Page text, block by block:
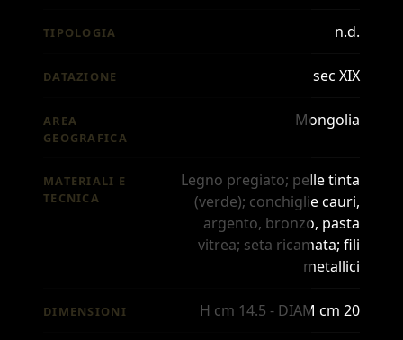
TIPOLOGIA n.d.
DATAZIONE sec XIX
AREA
GEOGRAFICA
Mongolia
MATERIALI E
TECNICA
Legno pregiato; pelle tinta
(verde); conchiglie cauri,
argento, bronzo, pasta
vitrea; seta ricamata; fili
metallici
DIMENSIONI H cm 14.5 - DIAM cm 20